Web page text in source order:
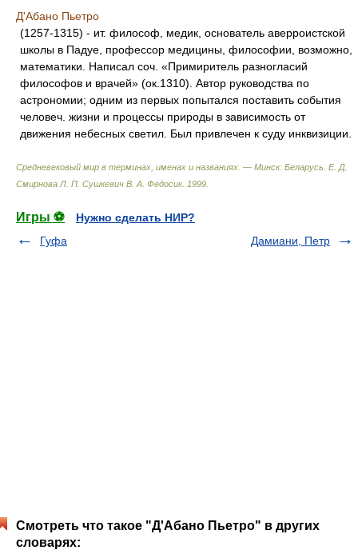
Д'Абано Пьетро
(1257-1315) - ит. философ, медик, основатель аверроистской
школы в Падуе, профессор медицины, философии, возможно,
математики. Написал соч. «Примиритель разногласий
философов и врачей» (ок.1310). Автор руководства по
астрономии; одним из первых попытался поставить события
человеч. жизни и процессы природы в зависимость от
движения небесных светил. Был привлечен к суду инквизиции.
Средневековый мир в терминах, именах и названиях. — Минск: Беларусь Е. Д.
Смирнова Л. П. Сушкевич В. А. Федосик. 1999
Игры ⚽
Нужно сделать НИР?
Гуфа
Дамиани, Петр
Смотреть что такое "Д'Абано Пьетро" в других
словарях: